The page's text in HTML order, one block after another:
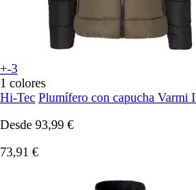
+-3
1 colores
Hi-Tec Plumífero con capucha Varmi
Desde 93,99 €
73,91 €